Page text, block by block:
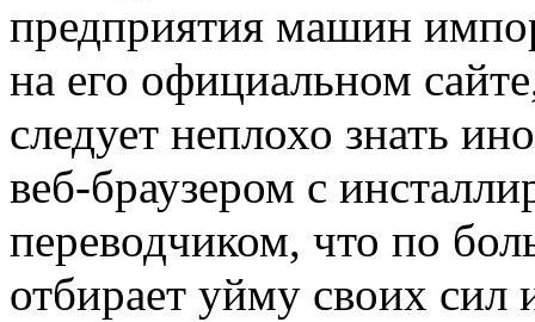
предприятия машин
на его официальном
следует неплохо знать
веб-браузером с
переводчиком, что по
отбирает уйму своих